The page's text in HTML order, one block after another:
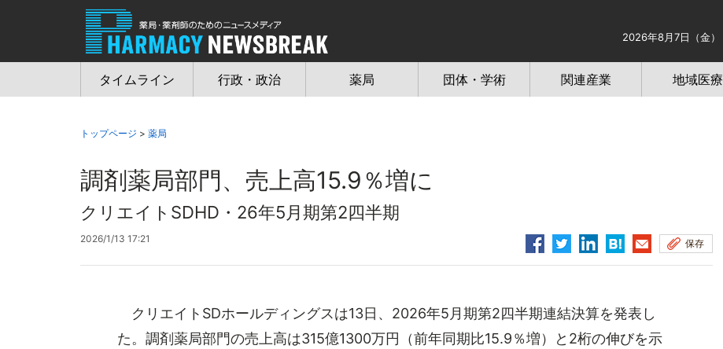
2026年8月7日（金）
タイムライン 行政・政治 薬局 団体・学術 関連産業 地域医療
トップページ > 薬局
調剤薬局部門、売上高15.9％増に
クリエイトSDHD・26年5月期第2四半期
2026/1/13 17:21 保存
クリエイトSDホールディングスは13日、2026年5月期第2四半期連結決算を発表し
た。調剤薬局部門の売上高は315億1300万円（前年同期比15.9％増）と2桁の伸びを示